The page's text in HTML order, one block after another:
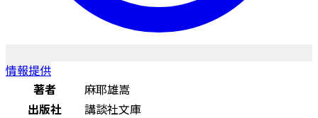
情報提供
著者
麻耶雄嵩
出版社
講談社文庫